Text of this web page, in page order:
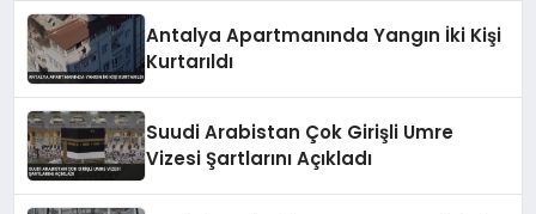
Antalya Apartmanında Yangın İki Kişi
Kurtarıldı
Suudi Arabistan Çok Girişli Umre
Vizesi Şartlarını Açıkladı